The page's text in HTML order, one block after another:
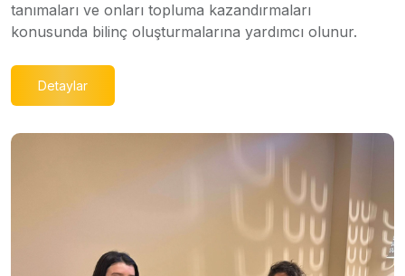
tanımaları ve onları topluma kazandırmaları
konusunda bilinç oluşturmalarına yardımcı olunur.
Detaylar